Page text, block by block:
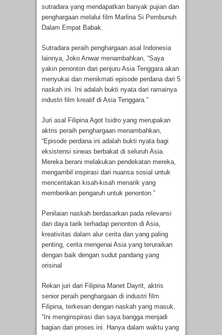
sutradara yang mendapatkan banyak pujian dan
penghargaan melalui film Marlina Si Pembunuh
Dalam Empat Babak.
Sutradara peraih penghargaan asal Indonesia
lainnya, Joko Anwar menambahkan, “Saya
yakin penonton dari penjuru Asia Tenggara akan
menyukai dan menikmati episode perdana dari 5
naskah ini. Ini adalah bukti nyata dari ramainya
industri film kreatif di Asia Tenggara.”
Juri asal Filipina Agot Isidro yang merupakan
aktris peraih penghargaan menambahkan,
“Episode perdana ini adalah bukti nyata bagi
eksistensi sineas berbakat di seluruh Asia.
Mereka berani melakukan pendekatan mereka,
mengambil inspirasi dari nuansa sosial untuk
menceritakan kisah-kisah menarik yang
memberikan pengaruh untuk penonton.”
Penilaian naskah berdasarkan pada relevansi
dan daya tarik terhadap penonton di Asia,
kreativitas dalam alur cerita dan yang paling
penting, cerita mengenai Asia yang teruraikan
dengan baik dengan sudut pandang yang
orisinal
Rekan juri dari Filipina Manet Dayrit, aktris
senior peraih penghargaan di industri film
Filipina, terkesan dengan naskah yang masuk,
“Ini menginspirasi dan saya bangga menjadi
bagian dari proses ini. Hanya dalam waktu yang